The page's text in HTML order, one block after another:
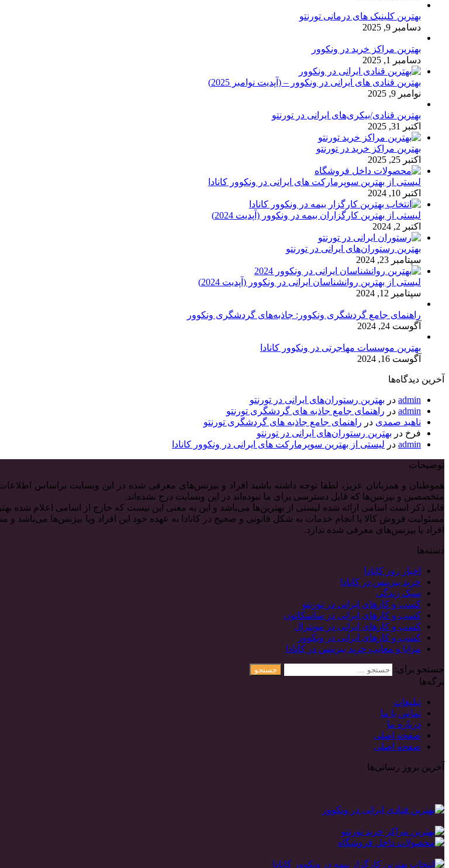
بهترین کلینیک های درمانی تورنتو
دسامبر 9, 2025
بهترین مراکز خرید در ونکوور
دسامبر 1, 2025
بهترین قنادی های ایرانی در ونکوور – (آپدیت نوامبر 2025)
نوامبر 9, 2025
بهترین قنادی/بیکری‌های ایرانی در تورنتو
اکتبر 31, 2025
بهترین مراکز خرید در تورنتو
اکتبر 25, 2025
لیستی از بهترین سوپرمارکت های ایرانی در ونکوور کانادا
اکتبر 10, 2024
لیستی از بهترین کارگزاران بیمه در ونکوور (آپدیت 2024)
اکتبر 2, 2024
بهترین رستوران‌های ایرانی در تورنتو
سپتامبر 23, 2024
لیستی از بهترین روانشناسان ایرانی در ونکوور (آپدیت 2024)
سپتامبر 12, 2024
راهنمای جامع گردشگری ونکوور: جاذبه‌های گردشگری ونکوور
آگوست 24, 2024
بهترین موسسات مهاجرتی در ونکوور کانادا
آگوست 16, 2024
آخرین دیدگاه‌ها
admin در بهترین رستوران‌های ایرانی در تورنتو
admin در راهنمای جامع جاذبه های گردشگری تورنتو
ناهید صمدی در راهنمای جامع جاذبه های گردشگری تورنتو
فرخ در بهترین رستوران‌های ایرانی در تورنتو
admin در لیستی از بهترین سوپرمارکت های ایرانی در ونکوور کانادا
توضیحات
هموطنان و همزبانان عزیز، لطفا توجه داشته باشید افراد و بیزنس‌های معرفی شده در این وبسایت براساس
متخصصین و بیزنس‌ها که قابل دسترسی برای ما نبوده‌اند در این وبسایت درج نشده‌اند.
قابل ذکر است اسامی ارائه شده لیستی از بهترین‌ها می‌باشد و این به معنی این نیست که خارج از اسامی اعلام شده
مسئولیت فروش کالا یا انجام خدمات به شکل قانونی و صحیح در کانادا به عهده خود این افراد ویا بیزنس‌ها می‌باشد
افراد یا بیزنس‌های معرفی شده ندارد.
دسته‌ها
اخبار روز کانادا
خرید بیزینس در کانادا
سبک زندگی
کسب و کارهای ایرانی در تورنتو
کسب و کارهای ایرانی در ساسکاتون
کسب و کارهای ایرانی در مونترال
کسب و کارهای ایرانی در ونکوور
مزایا و معایب خرید بیزینس در کانادا
جستجو برای:
برگه‌ها
تبلیغات
تماس با ما
درباره ما
صفحه اصلی
صفحه اصلی
آخرین بروز رسانی‌ها